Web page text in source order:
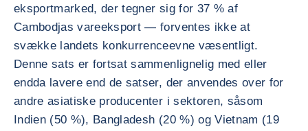
eksportmarked, der tegner sig for 37 % af
Cambodjas vareeksport — forventes ikke at
svække landets konkurrenceevne væsentligt.
Denne sats er fortsat sammenlignelig med eller
endda lavere end de satser, der anvendes over for
andre asiatiske producenter i sektoren, såsom
Indien (50 %), Bangladesh (20 %) og Vietnam (19